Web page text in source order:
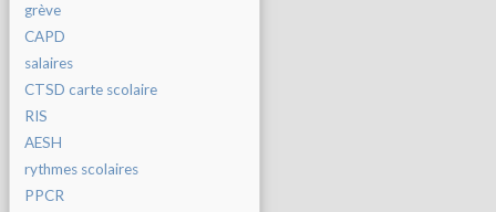
grève
CAPD
salaires
CTSD carte scolaire
RIS
AESH
rythmes scolaires
PPCR